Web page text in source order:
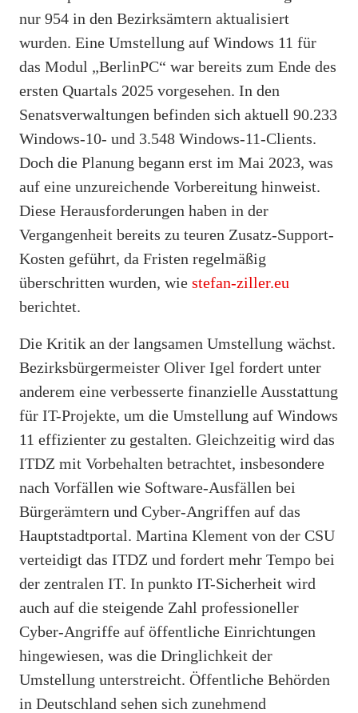
nur 954 in den Bezirksämtern aktualisiert
wurden. Eine Umstellung auf Windows 11 für
das Modul „BerlinPC“ war bereits zum Ende des
ersten Quartals 2025 vorgesehen. In den
Senatsverwaltungen befinden sich aktuell 90.233
Windows-10- und 3.548 Windows-11-Clients.
Doch die Planung begann erst im Mai 2023, was
auf eine unzureichende Vorbereitung hinweist.
Diese Herausforderungen haben in der
Vergangenheit bereits zu teuren Zusatz-Support-
Kosten geführt, da Fristen regelmäßig
überschritten wurden, wie stefan-ziller.eu
berichtet.
Die Kritik an der langsamen Umstellung wächst.
Bezirksbürgermeister Oliver Igel fordert unter
anderem eine verbesserte finanzielle Ausstattung
für IT-Projekte, um die Umstellung auf Windows
11 effizienter zu gestalten. Gleichzeitig wird das
ITDZ mit Vorbehalten betrachtet, insbesondere
nach Vorfällen wie Software-Ausfällen bei
Bürgerämtern und Cyber-Angriffen auf das
Hauptstadtportal. Martina Klement von der CSU
verteidigt das ITDZ und fordert mehr Tempo bei
der zentralen IT. In punkto IT-Sicherheit wird
auch auf die steigende Zahl professioneller
Cyber-Angriffe auf öffentliche Einrichtungen
hingewiesen, was die Dringlichkeit der
Umstellung unterstreicht. Öffentliche Behörden
in Deutschland sehen sich zunehmend